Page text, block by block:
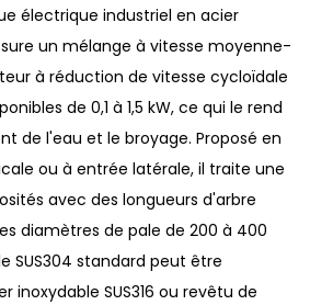
électrique industriel en acier
un mélange à vitesse moyenne-
à réduction de vitesse cycloïdale
de 0,1 à 1,5 kW, ce qui le rend
de l'eau et le broyage. Proposé en
ou à entrée latérale, il traite une
avec des longueurs d'arbre
diamètres de pale de 200 à 400
SUS304 standard peut être
inoxydable SUS316 ou revêtu de